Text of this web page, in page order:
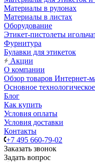
Материалы в рулонах
Материалы в листах
Оборудование
Этикет-пистолеты
Фурнитура
Булавки для этикеток
Акции
О компании
Обзор товаров Интернет-
Основное
Блог
Как купить
Условия оплаты
Условия доставки
Контакты
+7 495 660-79-02
Заказать звонок
Задать вопрос